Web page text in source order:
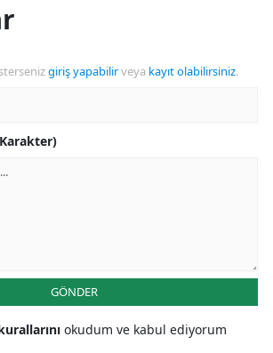
giriş yapabilirveya kayıt olabilirsiniz.
GÖNDER
okudum ve kabul ediyorum